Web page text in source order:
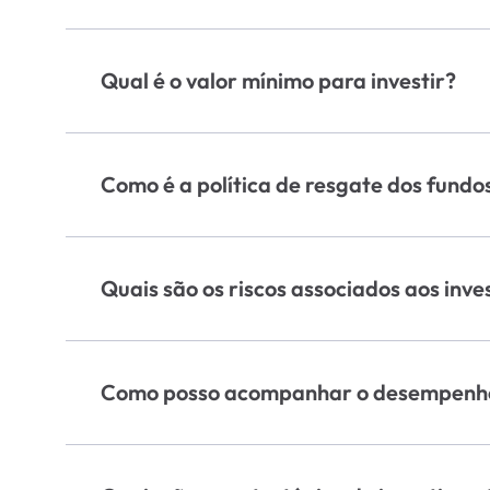
As principais taxas envolvidas são a taxa
cobrada quando o fundo supera um
Qual é o valor mínimo para investir?
O valor mínimo de investimento varia de
interesse para obter informações
Como é a política de resgate dos
A política de resgate depende do tipo de
D+30 (30 dias após a solicitação de
Quais são os riscos associados aos
Todos os investimentos possuem riscos,
risco de crédito, risco de liquidez e risco de
Como posso acompanhar o
O desempenho dos fundos pode ser
plataforma da corretora parceira onde você